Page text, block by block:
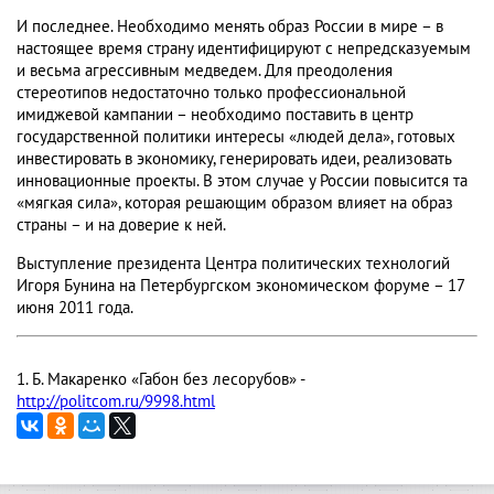
И последнее. Необходимо менять образ России в мире – в
настоящее время страну идентифицируют с непредсказуемым
и весьма агрессивным медведем. Для преодоления
стереотипов недостаточно только профессиональной
имиджевой кампании – необходимо поставить в центр
государственной политики интересы «людей дела», готовых
инвестировать в экономику, генерировать идеи, реализовать
инновационные проекты. В этом случае у России повысится та
«мягкая сила», которая решающим образом влияет на образ
страны – и на доверие к ней.
Выступление президента Центра политических технологий
Игоря Бунина на Петербургском экономическом форуме – 17
июня 2011 года.
1. Б. Макаренко «Габон без лесорубов» -
http://politcom.ru/9998.html